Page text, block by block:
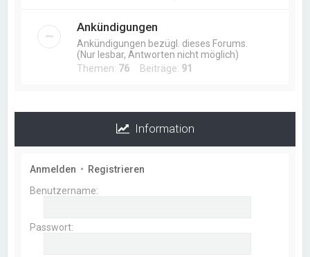
Ankündigungen
Ankündigungen bezügl. dieses Forums.
(Nur lesbar, Antworten nicht möglich)
Themen: 76 Beiträge: 91
Information
Anmelden • Registrieren
Benutzername:
Passwort: